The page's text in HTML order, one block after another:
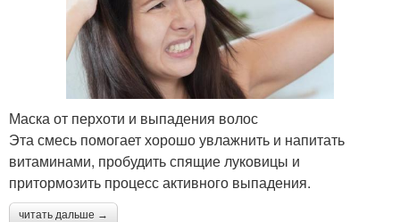
Маска от перхоти и выпадения волос
Эта смесь помогает хорошо увлажнить и напитать
витаминами, пробудить спящие луковицы и
притормозить процесс активного выпадения.
читать дальше →